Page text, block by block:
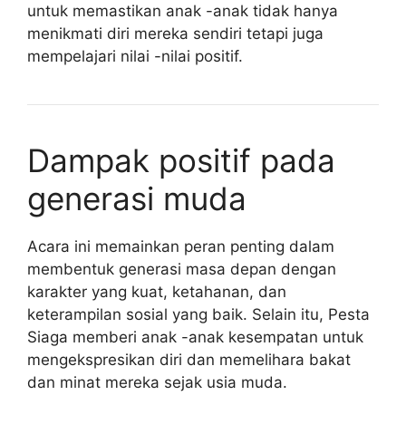
untuk memastikan anak -anak tidak hanya
menikmati diri mereka sendiri tetapi juga
mempelajari nilai -nilai positif.
Dampak positif pada
generasi muda
Acara ini memainkan peran penting dalam
membentuk generasi masa depan dengan
karakter yang kuat, ketahanan, dan
keterampilan sosial yang baik. Selain itu, Pesta
Siaga memberi anak -anak kesempatan untuk
mengekspresikan diri dan memelihara bakat
dan minat mereka sejak usia muda.